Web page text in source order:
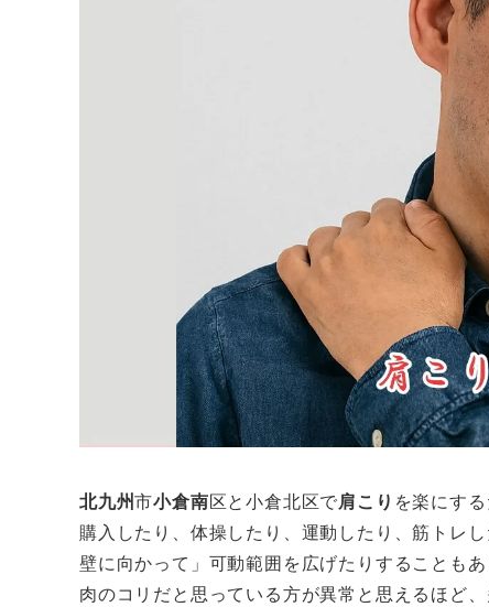
北九州市小倉南区と小倉北区で肩こり を楽にす
購入したり、体操したり、運動したり、筋トレ
壁に向かって」可動範囲を広げたりすることも
肉のコリだと思っている方が異常と思えるほど